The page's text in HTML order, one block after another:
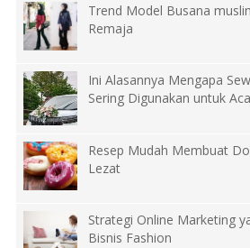
Trend Model Busana
Remaja
Ini Alasannya Mengapa
Sering Digunakan untuk
Resep Mudah Membuat
Lezat
Strategi Online Marketing
Bisnis Fashion